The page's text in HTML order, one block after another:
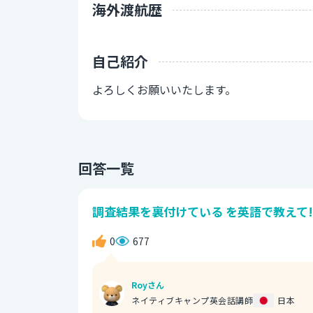
海外渡航歴
自己紹介
よろしくお願いいたします。
回答一覧
調査結果を裏付けている を英語で教えて!
0 677
Royさん
ネイティブキャンプ英会話講師
日本